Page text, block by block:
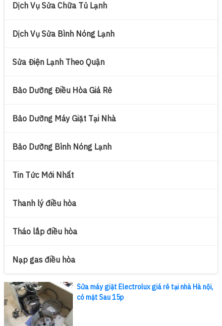
Dịch Vụ Sửa Chữa Tủ Lạnh
Dịch Vụ Sửa Bình Nóng Lạnh
Sửa Điện Lạnh Theo Quận
Bảo Dưỡng Điều Hòa Giá Rẻ
Bảo Dưỡng Máy Giặt Tại Nhà
Bảo Dưỡng Bình Nóng Lạnh
Tin Tức Mới Nhất
Thanh lý điều hòa
Tháo lắp điều hòa
Nạp gas điều hòa
Sửa máy giặt Electrolux giá rẻ tại nhà Hà nội,
có mặt Sau 15p